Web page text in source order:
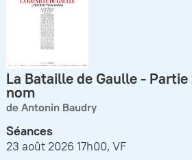
La Bataille de Gaulle -
nom
de Antonin Baudry
Séances
23 août 2026 17h00, VF